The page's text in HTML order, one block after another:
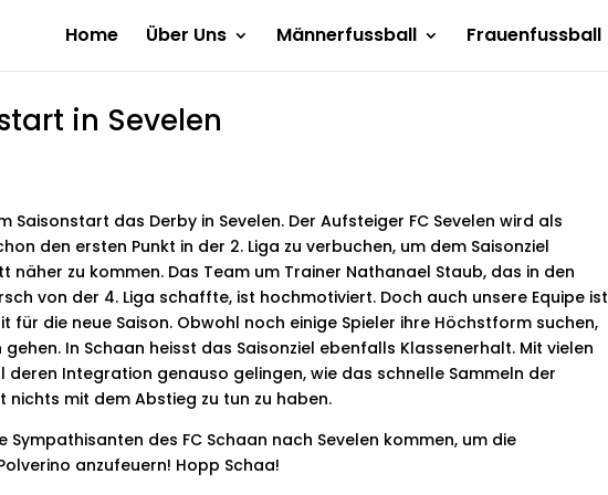
Home Über Uns Männerfussball Frauenfussball
in Sevelen
Saisonstart das Derby in Sevelen. Der Aufsteiger FC Sevelen wird als
den ersten Punkt in der 2. Liga zu verbuchen, um dem Saisonziel
näher zu kommen. Das Team um Trainer Nathanael Staub, das in den
von der 4. Liga schaffte, ist hochmotiviert. Doch auch unsere Equipe ist
die neue Saison. Obwohl noch einige Spieler ihre Höchstform suchen,
In Schaan heisst das Saisonziel ebenfalls Klassenerhalt. Mit vielen
Integration genauso gelingen, wie das schnelle Sammeln der
nichts mit dem Abstieg zu tun zu haben.
Sympathisanten des FC Schaan nach Sevelen kommen, um die
anzufeuern! Hopp Schaa!